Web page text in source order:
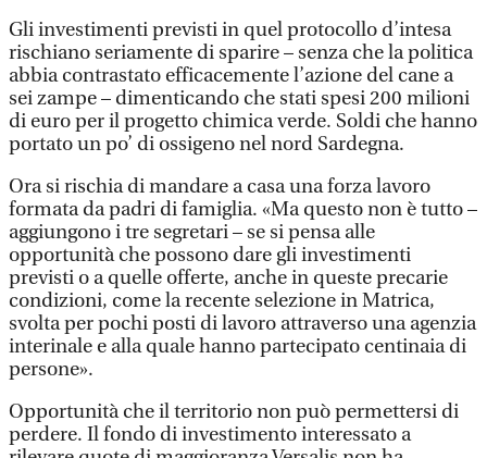
Gli investimenti previsti in quel protocollo d’intesa
rischiano seriamente di sparire – senza che la politica
abbia contrastato efficacemente l’azione del cane a
sei zampe – dimenticando che stati spesi 200 milioni
di euro per il progetto chimica verde. Soldi che hanno
portato un po’ di ossigeno nel nord Sardegna.
Ora si rischia di mandare a casa una forza lavoro
formata da padri di famiglia. «Ma questo non è tutto –
aggiungono i tre segretari – se si pensa alle
opportunità che possono dare gli investimenti
previsti o a quelle offerte, anche in queste precarie
condizioni, come la recente selezione in Matrica,
svolta per pochi posti di lavoro attraverso una agenzia
interinale e alla quale hanno partecipato centinaia di
persone».
Opportunità che il territorio non può permettersi di
perdere. Il fondo di investimento interessato a